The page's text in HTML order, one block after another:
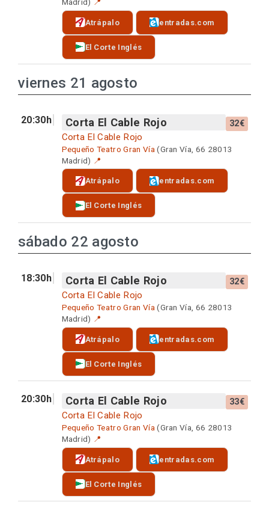
Madrid) 📍
Atrápalo entradas.com
El Corte Inglés
viernes 21 agosto
20:30h Corta El Cable Rojo 32€
Corta El Cable Rojo
Pequeño Teatro Gran Vía (Gran Vía, 66 28013
Madrid) 📍
Atrápalo entradas.com
El Corte Inglés
sábado 22 agosto
18:30h Corta El Cable Rojo 32€
Corta El Cable Rojo
Pequeño Teatro Gran Vía (Gran Vía, 66 28013
Madrid) 📍
Atrápalo entradas.com
El Corte Inglés
20:30h Corta El Cable Rojo 33€
Corta El Cable Rojo
Pequeño Teatro Gran Vía(Gran Vía, 66 28013
Madrid) 📍
Atrápalo entradas.com
El Corte Inglés